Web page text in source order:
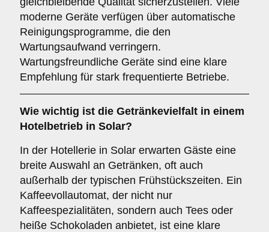
moderne Geräte verfügen über automatische
Reinigungsprogramme, die den
Wartungsaufwand verringern.
Wartungsfreundliche Geräte sind eine klare
Empfehlung für stark frequentierte Betriebe.
Wie wichtig ist die Getränkevielfalt in einem
Hotelbetrieb in Solar?
In der Hotellerie in Solar erwarten Gäste eine
breite Auswahl an Getränken, oft auch
außerhalb der typischen Frühstückszeiten. Ein
Kaffeevollautomat, der nicht nur
Kaffeespezialitäten, sondern auch Tees oder
heiße Schokoladen anbietet, ist eine klare